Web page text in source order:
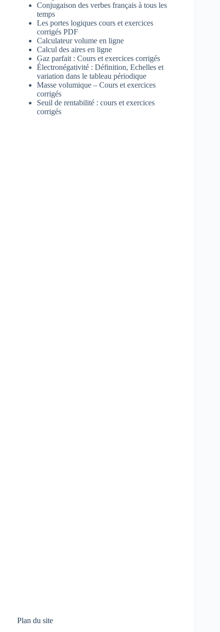
Conjugaison des verbes français à tous les
temps
Les portes logiques cours et exercices
corrigés PDF
Calculateur volume en ligne
Calcul des aires en ligne
Gaz parfait : Cours et exercices corrigés
Électronégativité : Définition, Echelles et
variation dans le tableau périodique
Masse volumique – Cours et exercices
corrigés
Seuil de rentabilité : cours et exercices
corrigés
Plan du site